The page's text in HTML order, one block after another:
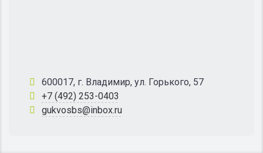
600017, г. Владимир, ул. Горького, 57
+7 (492) 253-0403
gukvosbs@inbox.ru